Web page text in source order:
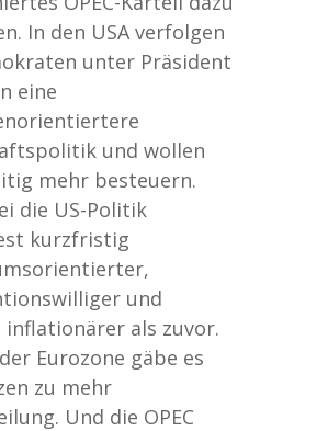
In den USA verfolgen
unter Präsident
eine
und wollen
mehr besteuern.
die US-Politik
kurzfristig
und
als zuvor.
Eurozone gäbe es
zu mehr
Und die OPEC